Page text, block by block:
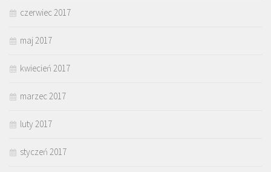
czerwiec 2017
maj 2017
kwiecień 2017
marzec 2017
luty 2017
styczeń 2017